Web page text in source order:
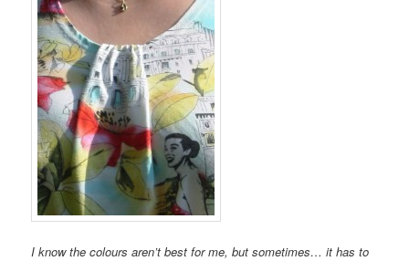
I know the colours aren’t best for me, but sometimes… it has to